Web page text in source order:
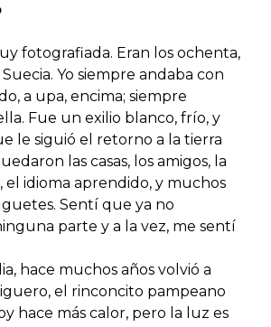
fotografiada. Eran los ochenta,
Yo siempre andaba con
a upa, encima; siempre
Fue un exilio blanco, frío, y
le siguió el retorno a la tierra
las casas, los amigos, la
el idioma aprendido, y muchos
Sentí que ya no
parte y a la vez, me sentí
hace muchos años volvió a
el rinconcito pampeano
hace más calor, pero la luz es